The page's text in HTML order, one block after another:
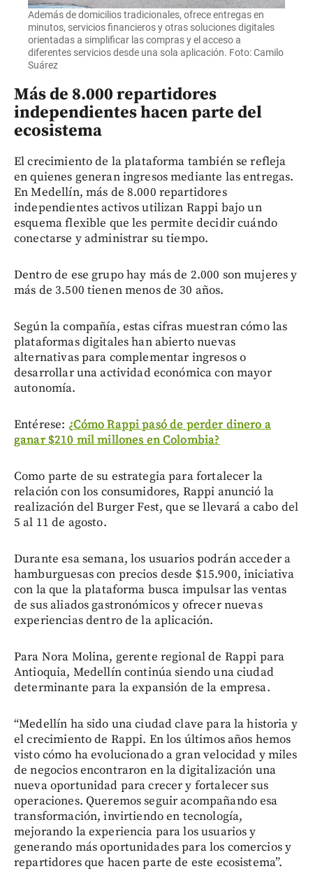
Además de domicilios tradicionales, ofrece entregas en
minutos, servicios financieros y otras soluciones digitales
orientadas a simplificar las compras y el acceso a
diferentes servicios desde una sola aplicación. Foto: Camilo
Suárez
Más de 8.000 repartidores
independientes hacen parte del
ecosistema
El crecimiento de la plataforma también se refleja
en quienes generan ingresos mediante las entregas.
En Medellín, más de 8.000 repartidores
independientes activos utilizan Rappi bajo un
esquema flexible que les permite decidir cuándo
conectarse y administrar su tiempo.
Dentro de ese grupo hay más de 2.000 son mujeres y
más de 3.500 tienen menos de 30 años.
Según la compañía, estas cifras muestran cómo las
plataformas digitales han abierto nuevas
alternativas para complementar ingresos o
desarrollar una actividad económica con mayor
autonomía.
Entérese: ¿Cómo Rappi pasó de perder dinero a
ganar $210 mil millones en Colombia?
Como parte de su estrategia para fortalecer la
relación con los consumidores, Rappi anunció la
realización del Burger Fest, que se llevará a cabo del
5 al 11 de agosto.
Durante esa semana, los usuarios podrán acceder a
hamburguesas con precios desde $15.900, iniciativa
con la que la plataforma busca impulsar las ventas
de sus aliados gastronómicos y ofrecer nuevas
experiencias dentro de la aplicación.
Para Nora Molina, gerente regional de Rappi para
Antioquia, Medellín continúa siendo una ciudad
determinante para la expansión de la empresa.
“Medellín ha sido una ciudad clave para la historia y
el crecimiento de Rappi. En los últimos años hemos
visto cómo ha evolucionado a gran velocidad y miles
de negocios encontraron en la digitalización una
nueva oportunidad para crecer y fortalecer sus
operaciones. Queremos seguir acompañando esa
transformación, invirtiendo en tecnología,
mejorando la experiencia para los usuarios y
generando más oportunidades para los comercios y
repartidores que hacen parte de este ecosistema”.